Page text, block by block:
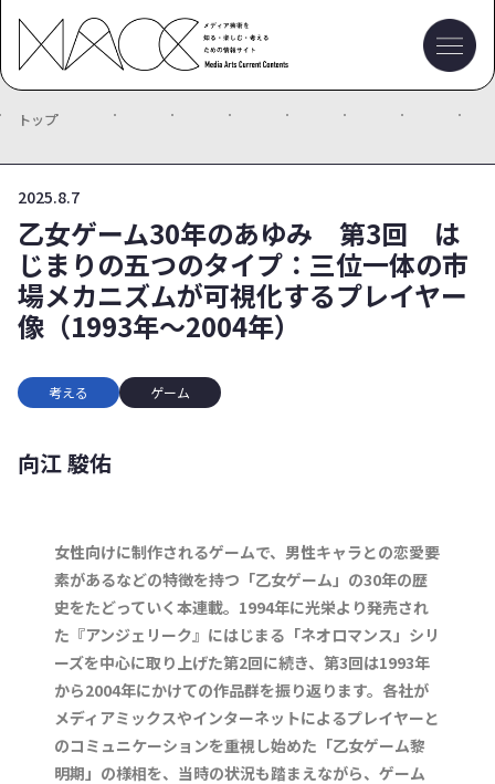
トップ
2025.8.7
乙女ゲーム30年のあゆみ 第3回 は
じまりの五つのタイプ：三位一体の市
場メカニズムが可視化するプレイヤー
像（1993年～2004年）
考える ゲーム
向江 駿佑
女性向けに制作されるゲームで、男性キャラとの恋愛要
素があるなどの特徴を持つ「乙女ゲーム」の30年の歴
史をたどっていく本連載。1994年に光栄より発売され
た『アンジェリーク』にはじまる「ネオロマンス」シリ
ーズを中心に取り上げた第2回に続き、第3回は1993年
から2004年にかけての作品群を振り返ります。各社が
メディアミックスやインターネットによるプレイヤーと
のコミュニケーションを重視し始めた「乙女ゲーム黎
明期」の様相を、当時の状況も踏まえながら、ゲーム